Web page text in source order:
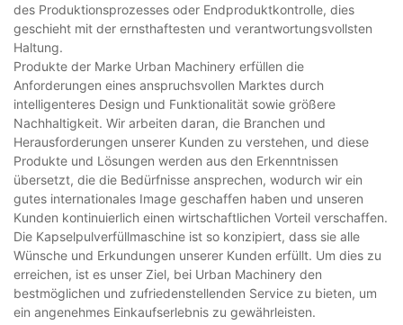
des Produktionsprozesses oder Endproduktkontrolle, dies
geschieht mit der ernsthaftesten und verantwortungsvollsten
Haltung.
Produkte der Marke Urban Machinery erfüllen die
Anforderungen eines anspruchsvollen Marktes durch
intelligenteres Design und Funktionalität sowie größere
Nachhaltigkeit. Wir arbeiten daran, die Branchen und
Herausforderungen unserer Kunden zu verstehen, und diese
Produkte und Lösungen werden aus den Erkenntnissen
übersetzt, die die Bedürfnisse ansprechen, wodurch wir ein
gutes internationales Image geschaffen haben und unseren
Kunden kontinuierlich einen wirtschaftlichen Vorteil verschaffen.
Die Kapselpulverfüllmaschine ist so konzipiert, dass sie alle
Wünsche und Erkundungen unserer Kunden erfüllt. Um dies zu
erreichen, ist es unser Ziel, bei Urban Machinery den
bestmöglichen und zufriedenstellenden Service zu bieten, um
ein angenehmes Einkaufserlebnis zu gewährleisten.